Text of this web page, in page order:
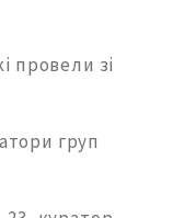
провели зі
груп